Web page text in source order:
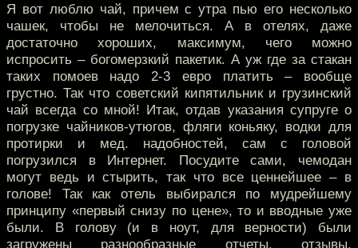
Я вот люблю чай, причем с утра пью его несколько
чашек, чтобы не мелочиться. А в отелях, даже
достаточно хороших, максимум, чего можно
испросить – богомерзкий пакетик. А уж где за стакан
таких помоев надо 2-3 евро платить – вообще
грустно. Так что советский кипятильник и грузинский
чай всегда со мной! Итак, отдав указания супруге о
погрузке чайников-утюгов, фляги коньяку, водки для
протирки и мед. надобностей, сам с головой
погрузился в Интернет. Посудите сами, чемодан
могут ведь и стырить, так что все ценнейшее – в
голове! Так как отель выбирался по мудрейшему
принципу «первый снизу по цене», то и вводные уже
были. В голову (и в ноут, для верности) были
загружены разнообразные отчеты, отзывы,